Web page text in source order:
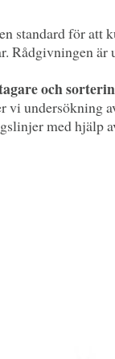
standard för att
Rådgivningen är
och
vi undersökning
med hjälp